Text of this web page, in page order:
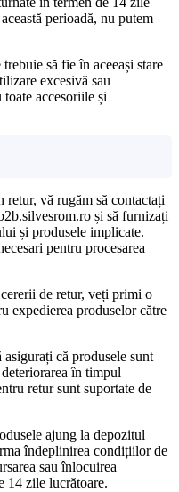
perioadă, nu putem
să fie în aceeași stare
excesivă sau
accesoriile și
vă rugăm să contactați
și să furnizați
și produsele implicate.
pentru procesarea
de retur, veți primi o
expedierea produselor către
că produsele sunt
în timpul
retur sunt suportate de
ajung la depozitul
îndeplinirea condițiilor de
sau înlocuirea
14 zile lucrătoare.